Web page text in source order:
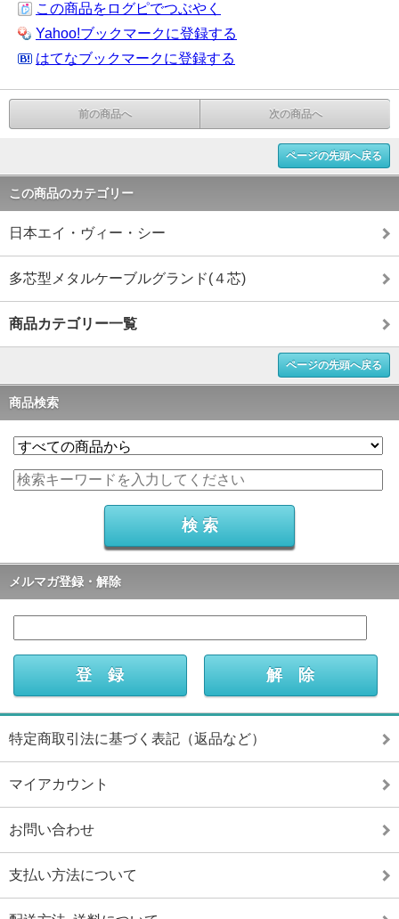
この商品をログピでつぶやく
Yahoo!ブックマークに登録する
はてなブックマークに登録する
前の商品へ 次の商品へ
ページの先頭へ戻る
この商品のカテゴリー
日本エイ・ヴィー・シー
多芯型メタルケーブルグランド(４芯)
商品カテゴリー一覧
ページの先頭へ戻る
商品検索
メルマガ登録・解除
特定商取引法に基づく表記（返品など）
マイアカウント
お問い合わせ
支払い方法について